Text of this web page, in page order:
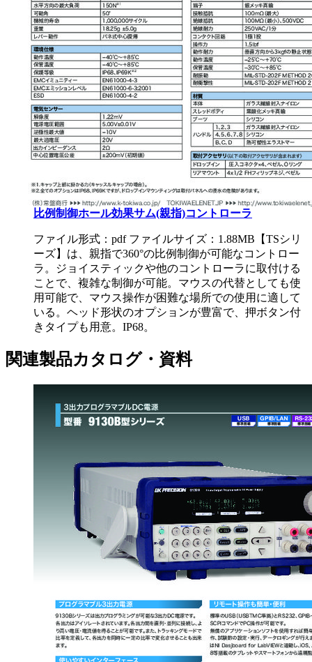
比例制御ホール効果サム(親指)コントローラ
ファイル形式：pdf ファイルサイズ：1.88MB 【TSシリ
ーズ】は、親指で360°の比例制御が可能なコントロー
ラ。ジョイスティックや他のコントローラに取付ける
ことで、複雑な制御が可能。マウスの代替としても使
用可能で、マウス操作が困難な場所での使用に適して
いる。ヘッド形状のオプションが豊富で、押ボタン付
きタイプも用意。IP68。
関連製品カタログ・資料